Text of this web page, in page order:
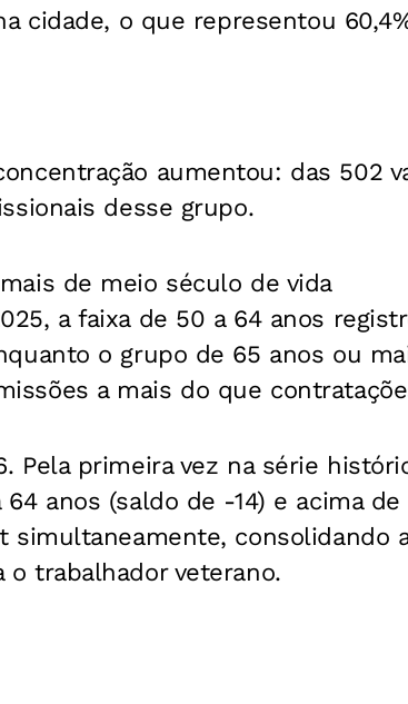
cidade, o que representou
aumentou: das 502
desse grupo.
de meio século de vida
a faixa de 50 a 64 anos
o grupo de 65 anos ou
a mais do que
Pela primeira vez na série
anos (saldo de -14) e acima de
consolidando
trabalhador veterano.